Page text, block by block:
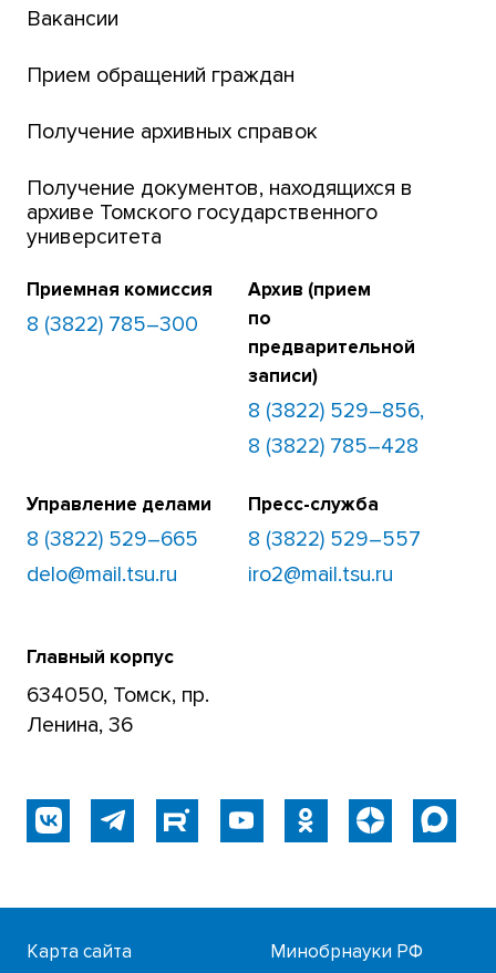
Платежи онлайн
Банк инициатив по развитию университета
Вакансии
Прием обращений граждан
Получение архивных справок
Получение документов, находящихся в
архиве Томского государственного
университета
Приемная комиссия
8 (3822) 785–300
Архив (прием
по
предварительной
записи)
8 (3822) 529–856,
8 (3822) 785–428
Управление делами
8 (3822) 529–665
delo@mail.tsu.ru
Пресс-служба
8 (3822) 529–557
iro2@mail.tsu.ru
Главный корпус
634050, Томск, пр.
Ленина, 36
Карта сайта Минобрнауки РФ